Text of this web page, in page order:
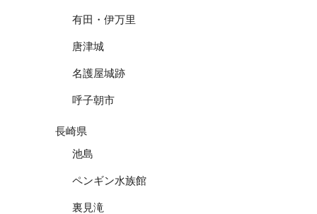
有田・伊万里
唐津城
名護屋城跡
呼子朝市
長崎県
池島
ペンギン水族館
裏見滝